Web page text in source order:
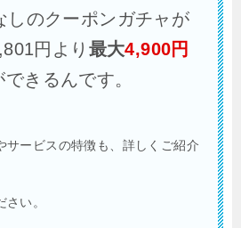
しのクーポンガチャが
円より 最大4,900円
きるんです。
サービスの特徴も、詳しくご紹介
い。